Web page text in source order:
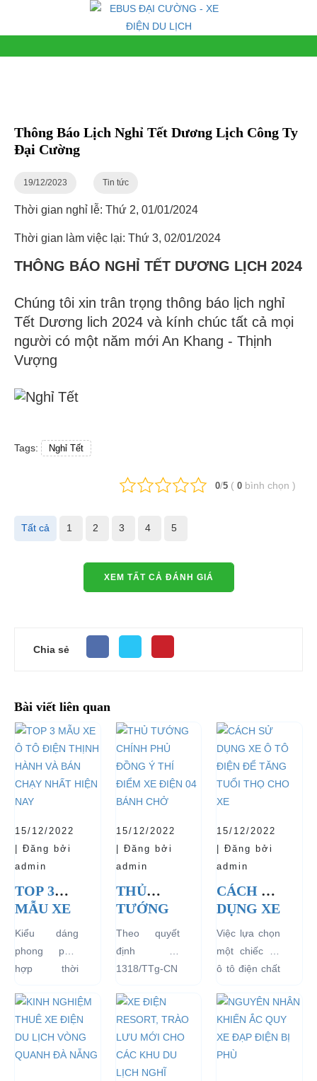
Thông Báo Lịch Nghỉ Tết Dương Lịch Công Ty
Đại Cường
19/12/2023 Tin tức
Thời gian nghỉ lễ: Thứ 2, 01/01/2024
Thời gian làm việc lại: Thứ 3, 02/01/2024
THÔNG BÁO NGHỈ TẾT DƯƠNG LỊCH 2024
Chúng tôi xin trân trọng thông báo lịch nghỉ
Tết Dương lich 2024 và kính chúc tất cả mọi
người có một năm mới An Khang - Thịnh
Vượng
Tags: Nghỉ Tết
0/5 ( 0 bình chọn )
Tất cả 1 2 3 4 5
XEM TẤT CẢ ĐÁNH GIÁ
Chia sẻ
Bài viết liên quan
15/12/2022
| Đăng bởi
admin
TOP 3
MẪU XE
Ô TÔ
ĐIỆN
THỊNH
HÀNH
VÀ BÁN
CHẠY
NHẤT
HIỆN
Kiểu dáng
phong phú,
hợp thời
dàng sử dụng
mà thân thiện
với môi
trường, đặc
15/12/2022
| Đăng bởi
admin
THỦ
TƯỚNG
CHÍNH
PHỦ
ĐỒNG Ý
ĐIỂM XE
ĐIỆN 04
BÁNH
CHỞ
KHÁCH
Theo quyết
định số
1318/TTg-CN
27/09/2018,
Thủ tướng
Chính phủ đã
đồng ý việc
thí điểm việc
15/12/2022
| Đăng bởi
admin
CÁCH SỬ
DỤNG XE
Ô TÔ
ĐIỆN ĐỂ
TĂNG
TUỔI
THỌ
CHO XE
Việc lựa chọn
một chiếc xe
ô tô điện chất
ngay từ đầu
sẽ mang lại
hiệu quả sử
dụng lâu dài